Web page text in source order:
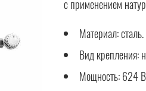
с применением
Материал: сталь.
Вид крепления:
Мощность: 624